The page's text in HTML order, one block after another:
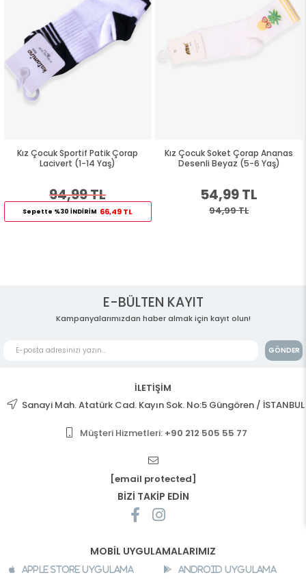
Kız Çocuk Sportif Patik Çorap
Lacivert (1-14 Yaş)
94,99 TL
Sepette %30 İNDİRİM 66,49 TL
Kız Çocuk Soket Çorap Ananas
Desenli Beyaz (5-6 Yaş)
54,99 TL
94,99 TL
E-BÜLTEN KAYIT
Kampanyalarımızdan haber almak için kayıt olun!
GÖNDER
İLETİŞİM
Sanayi Mah. Atatürk Cad. Kayın Sok. No:5 Güngören / İSTANBUL
Müşteri Hizmetleri: +90 212 505 55 77
[email protected]
BİZİ TAKİP EDİN
MOBİL UYGULAMALARIMIZ
Apple Store Uygulama Android Uygulama